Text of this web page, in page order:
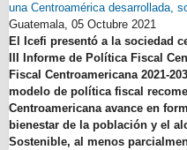
una Centroamérica desarrollada,
Guatemala, 05 Octubre 2021
El Icefi presentó a la sociedad
III Informe de Política Fiscal
Fiscal Centroamericana 2021-
modelo de política fiscal
Centroamericana avance en
bienestar de la población y el
Sostenible, al menos